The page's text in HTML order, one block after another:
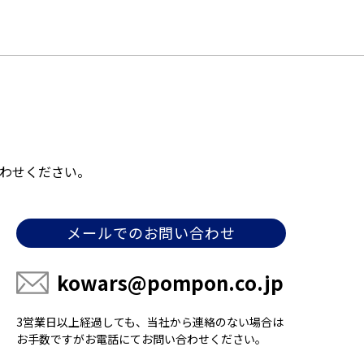
せください。
メールでのお問い合わせ
kowars@pompon.co.jp
3営業日以上経過しても、当社から連絡のない場合は
お手数ですがお電話にてお問い合わせください。